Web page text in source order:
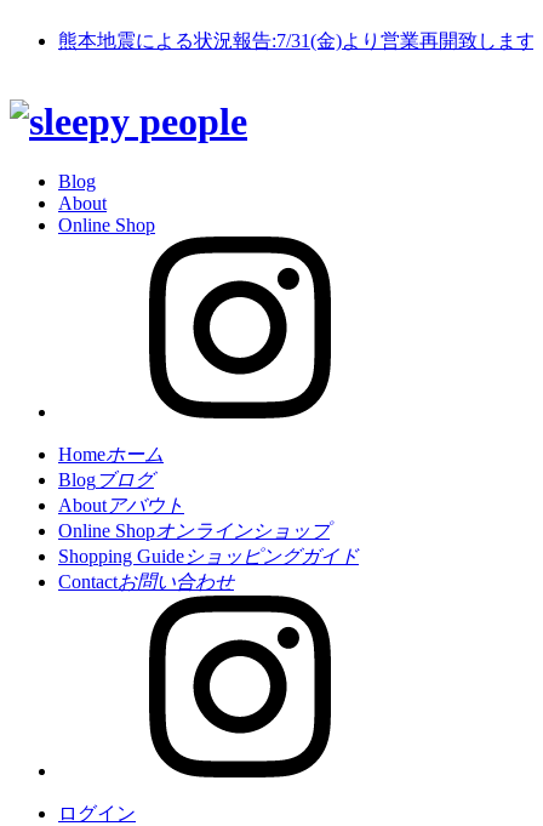
熊本地震による状況報告:7/31(金)より営業再開致します
Blog
About
Online Shop
Homeホーム
Blogブログ
About アバウト
Online Shopオンラインショップ
Shopping Guideショッピングガイド
Contactお問い合わせ
ログイン